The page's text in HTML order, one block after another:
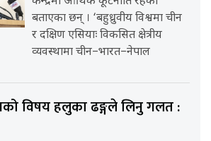
बताएका छन् । ‘बहुध्रुवीय विश्वमा चीन
र दक्षिण एसियाः विकसित क्षेत्रीय
व्यवस्थामा चीन–भारत–नेपाल
विषय हलुका ढङ्गले लिनु गलत :